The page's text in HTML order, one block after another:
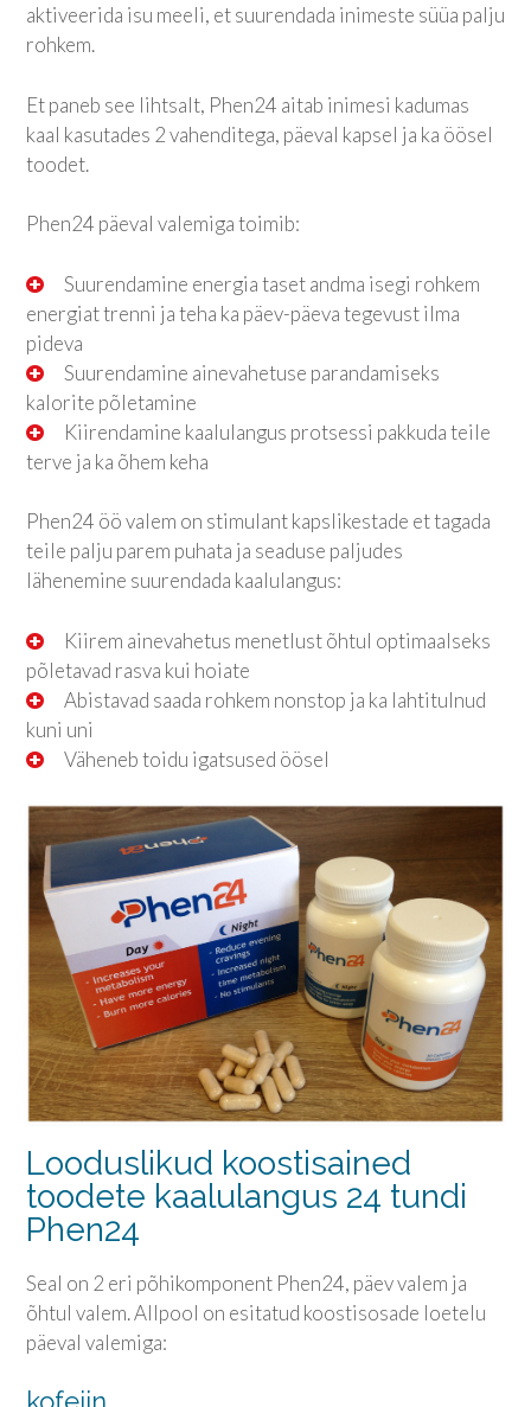
aktiveerida isu meeli, et suurendada inimeste süüa palju
rohkem.
Et paneb see lihtsalt, Phen24 aitab inimesi kadumas
kaal kasutades 2 vahenditega, päeval kapsel ja ka öösel
toodet.
Phen24 päeval valemiga toimib:
Suurendamine energia taset andma isegi rohkem
energiat trenni ja teha ka päev-päeva tegevust ilma
pideva
Suurendamine ainevahetuse parandamiseks
kalorite põletamine
Kiirendamine kaalulangus protsessi pakkuda teile
terve ja ka õhem keha
Phen24 öö valem on stimulant kapslikestade et tagada
teile palju parem puhata ja seaduse paljudes
lähenemine suurendada kaalulangus:
Kiirem ainevahetus menetlust õhtul optimaalseks
põletavad rasva kui hoiate
Abistavad saada rohkem nonstop ja ka lahtitulnud
kuni uni
Väheneb toidu igatsused öösel
Looduslikud koostisained
toodete kaalulangus 24 tundi
Phen24
Seal on 2 eri põhikomponent Phen24, päev valem ja
õhtul valem. Allpool on esitatud koostisosade loetelu
päeval valemiga: